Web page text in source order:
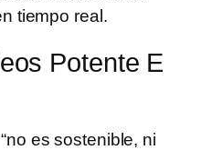
tiempo real.
Potente E
es sostenible, ni